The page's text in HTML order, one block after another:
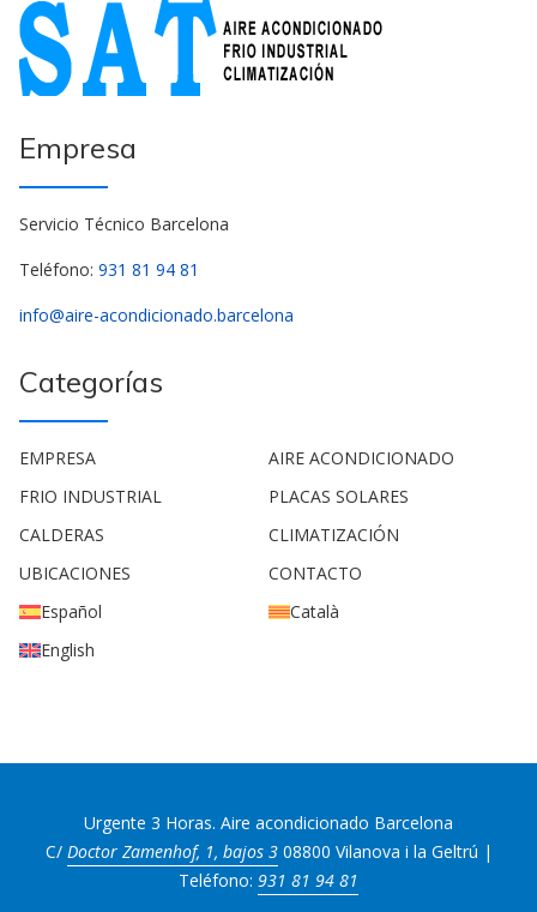
Empresa
Servicio Técnico Barcelona
Teléfono: 931 81 94 81
info@aire-acondicionado.barcelona
Categorías
EMPRESA
AIRE ACONDICIONADO
FRIO INDUSTRIAL
PLACAS SOLARES
CALDERAS
CLIMATIZACIÓN
UBICACIONES
CONTACTO
Español
Català
English
Urgente 3 Horas. Aire acondicionado Barcelona
C/ Doctor Zamenhof, 1, bajos 308800 Vilanova i la Geltrú |
Teléfono: 931 81 94 81